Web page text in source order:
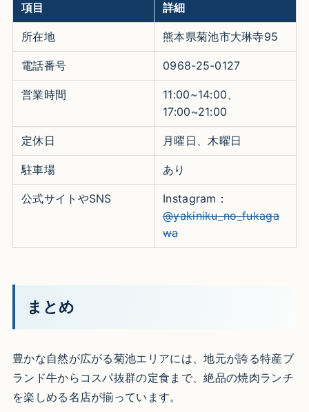
項目 詳細
所在地 熊本県菊池市大琳寺95
電話番号 0968-25-0127
営業時間
11:00~14:00、
17:00~21:00
定休日 月曜日、木曜日
駐車場 あり
公式サイトやSNS
Instagram：
@yakiniku_no_fukaga
wa
まとめ
豊かな自然が広がる菊池エリアには、地元が誇る特産ブ
ランド牛からコスパ抜群の定食まで、絶品の焼肉ランチ
を楽しめる名店が揃っています。